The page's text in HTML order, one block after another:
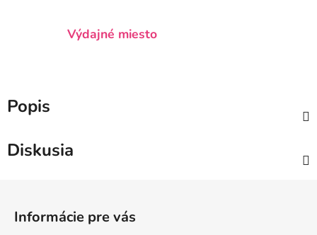
Výdajné miesto
Popis
Diskusia
Informácie pre vás